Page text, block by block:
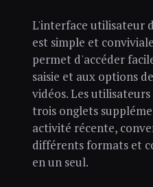
L'interface utilisateur
est simple et
permet d'accéder
saisie et aux options
vidéos. Les
trois onglets
activité récente,
différents formats et
en un seul.